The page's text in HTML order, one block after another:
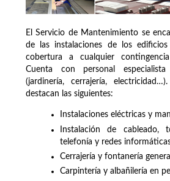
El Servicio de Mantenimiento se
de las instalaciones de los
cobertura a cualquier
Cuenta con personal
(jardinería, cerrajería,
destacan las siguientes:
Instalaciones eléctricas y
Instalación de cableado,
telefonía y redes
Cerrajería y fontanería
Carpintería y albañilería en